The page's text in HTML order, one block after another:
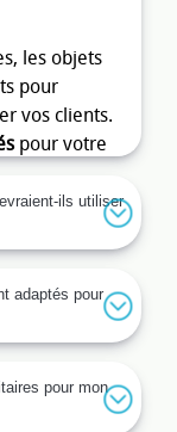
les objets
pour
vos clients.
pour votre
dans un
des
ou
fidèles,
de
de votre
le cadeau
ils utiliser
adaptés pour
pour mon